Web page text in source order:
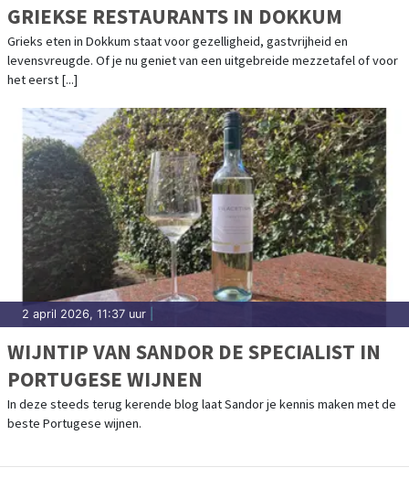
GRIEKSE RESTAURANTS IN DOKKUM
Grieks eten in Dokkum staat voor gezelligheid, gastvrijheid en
levensvreugde. Of je nu geniet van een uitgebreide mezzetafel of voor
het eerst [...]
2 april 2026, 11:37 uur
WIJNTIP VAN SANDOR DE SPECIALIST IN
PORTUGESE WIJNEN
In deze steeds terug kerende blog laat Sandor je kennis maken met de
beste Portugese wijnen.